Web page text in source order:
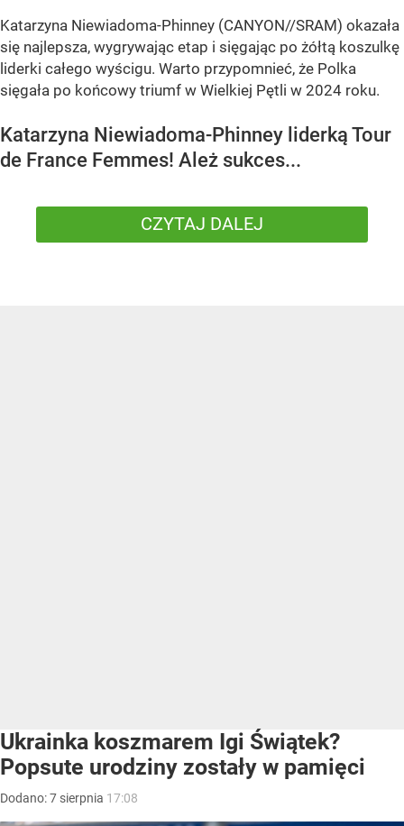
Katarzyna Niewiadoma-Phinney (CANYON//SRAM) okazała
się najlepsza, wygrywając etap i sięgając po żółtą koszulkę
liderki całego wyścigu. Warto przypomnieć, że Polka
sięgała po końcowy triumf w Wielkiej Pętli w 2024 roku.
Katarzyna Niewiadoma-Phinney liderką Tour
de France Femmes! Ależ sukces...
CZYTAJ DALEJ
Ukrainka koszmarem Igi Świątek?
Popsute urodziny zostały w pamięci
Dodano:7 sierpnia 17:08